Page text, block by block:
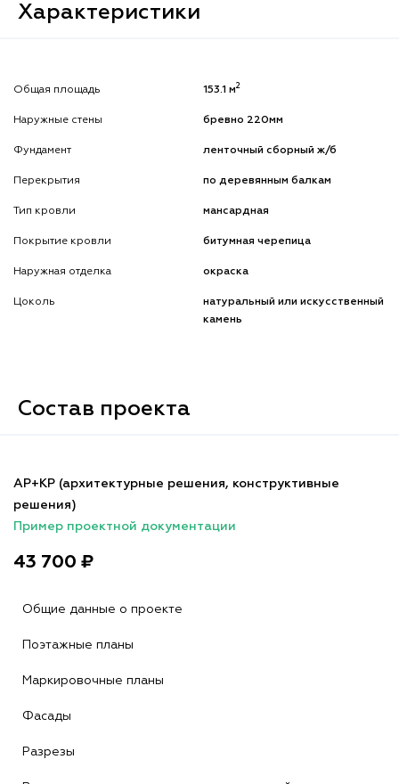
Характеристики
Общая площадь 153.1 м2
Наружные стены бревно 220мм
Фундамент ленточный сборный ж/б
Перекрытия по деревянным балкам
Тип кровли мансардная
Покрытие кровли битумная черепица
Наружная отделка окраска
Цоколь
натуральный или искусственный
камень
Состав проекта
АР+КР (архитектурные решения, конструктивные
решения)
Пример проектной документации
43 700 ₽
Общие данные о проекте
Поэтажные планы
Маркировочные планы
Фасады
Разрезы